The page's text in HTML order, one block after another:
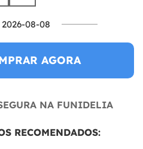
2026-08-08
AGORA
NA FUNIDELIA
RECOMENDADOS: